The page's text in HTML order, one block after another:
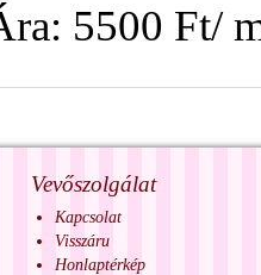
5500 Ft/
Vevőszolgálat
Kapcsolat
Visszáru
Honlaptérkép